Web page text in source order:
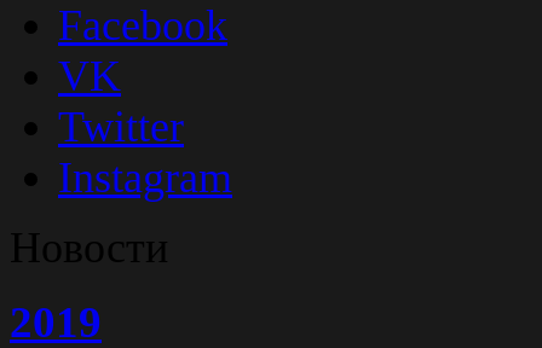
Facebook
VK
Twitter
Instagram
Новости
2019